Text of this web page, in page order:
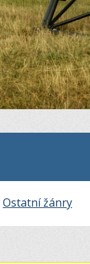
Ostatní žánry